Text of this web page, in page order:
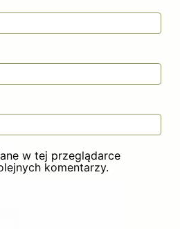
w tej przeglądarce
komentarzy.